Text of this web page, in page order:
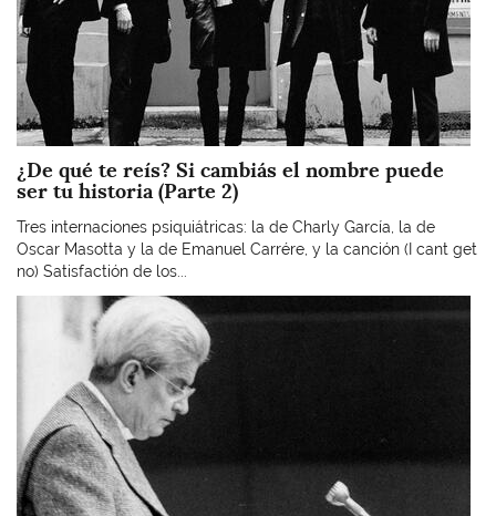
¿De qué te reís? Si cambiás el nombre puede
ser tu historia (Parte 2)
Tres internaciones psiquiátricas: la de Charly García, la de
Oscar Masotta y la de Emanuel Carrére, y la canción (I cant get
no) Satisfactión de los...